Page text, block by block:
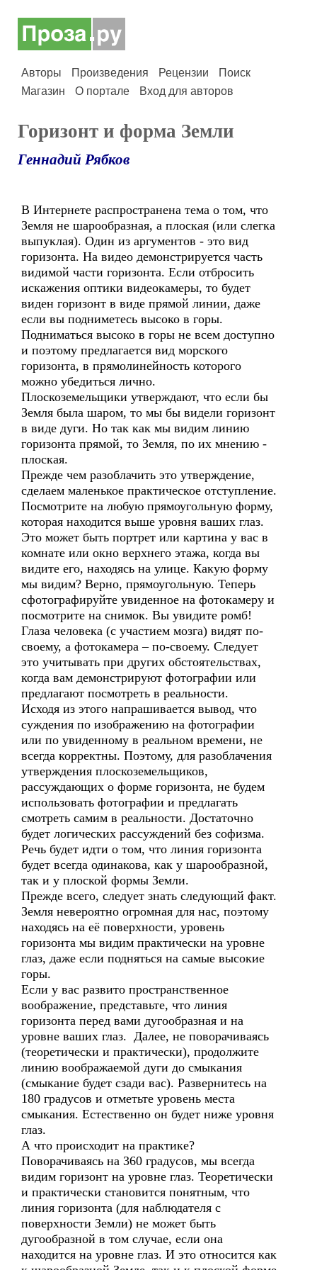
Авторы Произведения Рецензии
Поиск
Магазин
О портале Вход для авторов
Горизонт и форма Земли
Геннадий Рябков
В Интернете распространена тема о том, что
Земля не шарообразная, а плоская (или слегка
выпуклая). Один из аргументов - это вид
горизонта. На видео демонстрируется часть
видимой части горизонта. Если отбросить
искажения оптики видеокамеры, то будет
виден горизонт в виде прямой линии, даже
если вы подниметесь высоко в горы.
Подниматься высоко в горы не всем доступно
и поэтому предлагается вид морского
горизонта, в прямолинейность которого
можно убедиться лично.
Плоскоземельщики утверждают, что если бы
Земля была шаром, то мы бы видели горизонт
в виде дуги. Но так как мы видим линию
горизонта прямой, то Земля, по их мнению -
плоская.
Прежде чем разоблачить это утверждение,
сделаем маленькое практическое отступление.
Посмотрите на любую прямоугольную форму,
которая находится выше уровня ваших глаз.
Это может быть портрет или картина у вас в
комнате или окно верхнего этажа, когда вы
видите его, находясь на улице. Какую форму
мы видим? Верно, прямоугольную. Теперь
сфотографируйте увиденное на фотокамеру и
посмотрите на снимок. Вы увидите ромб!
Глаза человека (с участием мозга) видят по-
своему, а фотокамера – по-своему. Следует
это учитывать при других обстоятельствах,
когда вам демонстрируют фотографии или
предлагают посмотреть в реальности.
Исходя из этого напрашивается вывод, что
суждения по изображению на фотографии
или по увиденному в реальном времени, не
всегда корректны. Поэтому, для разоблачения
утверждения плоскоземельщиков,
рассуждающих о форме горизонта, не будем
использовать фотографии и предлагать
смотреть самим в реальности. Достаточно
будет логических рассуждений без софизма.
Речь будет идти о том, что линия горизонта
будет всегда одинакова, как у шарообразной,
так и у плоской формы Земли.
Прежде всего, следует знать следующий факт.
Земля невероятно огромная для нас, поэтому
находясь на её поверхности, уровень
горизонта мы видим практически на уровне
глаз, даже если подняться на самые высокие
горы.
Если у вас развито пространственное
воображение, представьте, что линия
горизонта перед вами дугообразная и на
уровне ваших глаз. Далее, не поворачиваясь
(теоретически и практически), продолжите
линию воображаемой дуги до смыкания
(смыкание будет сзади вас). Развернитесь на
180 градусов и отметьте уровень места
смыкания. Естественно он будет ниже уровня
глаз.
А что происходит на практике?
Поворачиваясь на 360 градусов, мы всегда
видим горизонт на уровне глаз. Теоретически
и практически становится понятным, что
линия горизонта (для наблюдателя с
поверхности Земли) не может быть
дугообразной в том случае, если она
находится на уровне глаз. И это относится как